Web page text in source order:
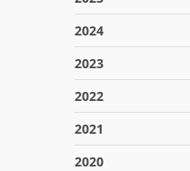
2024
2023
2022
2021
2020